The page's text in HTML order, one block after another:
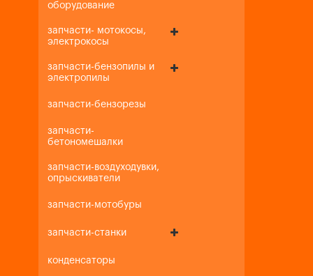
оборудование
запчасти- мотокосы,
электрокосы
запчасти-бензопилы и
электропилы
запчасти-бензорезы
запчасти-
бетономешалки
запчасти-воздуходувки,
опрыскиватели
запчасти-мотобуры
запчасти-станки
конденсаторы